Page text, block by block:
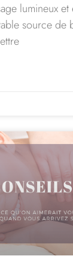
lumineux et
source de